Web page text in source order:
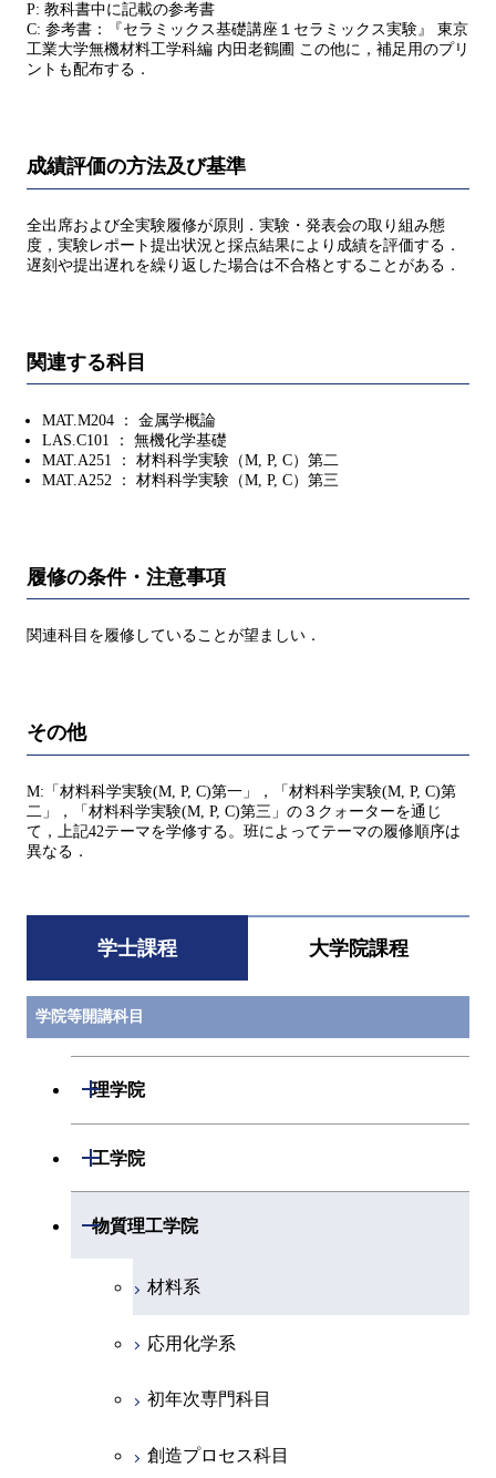
P: 教科書中に記載の参考書
C: 参考書：『セラミックス基礎講座１セラミックス実験』 東京
工業大学無機材料工学科編 内田老鶴圃 この他に，補足用のプリ
ントも配布する．
成績評価の方法及び基準
全出席および全実験履修が原則．実験・発表会の取り組み態
度，実験レポート提出状況と採点結果により成績を評価する．
遅刻や提出遅れを繰り返した場合は不合格とすることがある．
関連する科目
MAT.M204 ： 金属学概論
LAS.C101 ： 無機化学基礎
MAT.A251 ： 材料科学実験（M, P, C）第二
MAT.A252 ： 材料科学実験（M, P, C）第三
履修の条件・注意事項
関連科目を履修していることが望ましい．
その他
M:「材料科学実験(M, P, C)第一」，「材料科学実験(M, P, C)第
二」，「材料科学実験(M, P, C)第三」の３クォーターを通じ
て，上記42テーマを学修する。班によってテーマの履修順序は
異なる．
学士課程 大学院課程
学院等開講科目
理学院
開閉
工学院
開閉
機械系
システム制御系
電気電子系
情報通信系
経営工学系
物質理工学院
開閉
材料系
応用化学系
初年次専門科目
創造プロセス科目